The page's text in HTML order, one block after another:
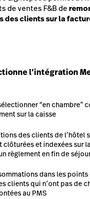
de ventes F&B de
des clients sur la
l’intégration
“en chambre”
sur la caisse
des clients de l’hôtel
et indexées sur
règlement en fin de
dans les points
clients qui n’ont pas de
au PMS